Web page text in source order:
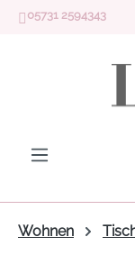
Zum Hauptinhalt
05731 2594343
Wohnen